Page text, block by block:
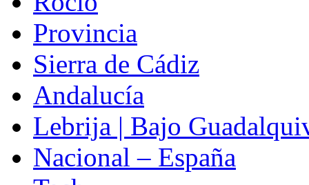
Provincia
Sierra de Cádiz
Andalucía
Lebrija | Bajo
Nacional – España